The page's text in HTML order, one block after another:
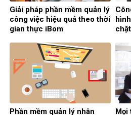
Giải pháp phần mềm quản lý
công việc hiệu quả theo thời
gian thực iBom
Phần mềm quản lý nhân Mọi